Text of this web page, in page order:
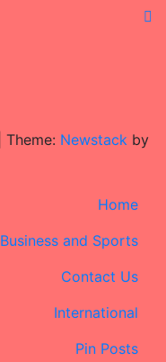
Theme: Newstack by
Home
Business and Sports
Contact Us
International
Pin Posts